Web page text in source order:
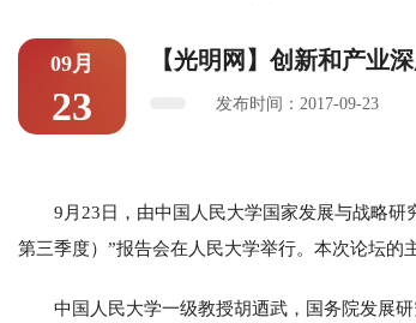
09月
23
【光明网】创新和产业
发布时间：2017-09-23
9月23日，由中国人民大学国家发展与战略
第三季度）”报告会在人民大学举行。本次论坛的
中国人民大学一级教授胡迺武，国务院发展